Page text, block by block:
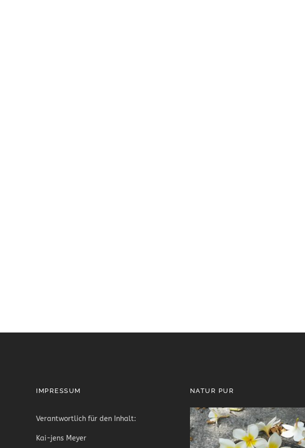
IMPRESSUM
Verantwortlich für den Inhalt:
Kai-jens Meyer
NATUR PUR